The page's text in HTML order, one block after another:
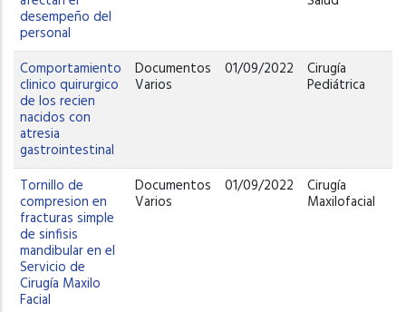
desempeño del
personal
Comportamiento
clinico quirurgico
de los recien
nacidos con
atresia
gastrointestinal
Documentos
Varios
01/09/2022 Cirugía
Pediátrica
Tornillo de
compresion en
fracturas simple
de sinfisis
mandibular en el
Servicio de
Cirugía Maxilo
Facial
Documentos
Varios
01/09/2022 Cirugía
Maxilofacial